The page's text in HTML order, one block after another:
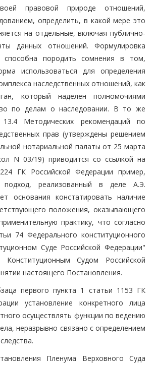
правовой природе отношений,
определить, в какой мере это
на отдельные, включая публично-
данных отношений. Формулировка
способна породить сомнения в том,
использоваться для определения
наследственных отношений, как
который наделен полномочиями
по делам о наследовании. В то же
Методических рекомендаций по
прав (утверждены решением
нотариальной палаты от 25 марта
N 03/19) приводится со ссылкой на
ГК Российской Федерации пример,
подход, реализованный в деле А.Э.
основания констатировать наличие
положения, оказывающего
практику, что согласно
74 Федерального конституционного
Суде Российской Федерации"
Судом Российской
настоящего Постановления.
первого пункта 1 статьи 1153 ГК
установление конкретного лица
осуществлять функции по ведению
неразрывно связано с определением
Пленума Верховного Суда